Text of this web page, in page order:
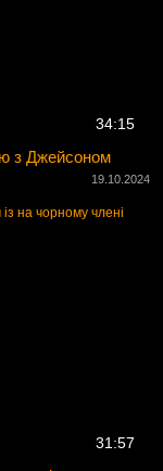
34:15
з Джейсоном
19.10.2024
31:57